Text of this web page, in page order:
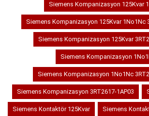
Siemens Kompanizasyon 125Kvar
Siemens Kompanizasyon 125Kvar 1No1Nc
Siemens Kompanizasyon 125Kvar
Siemens Kompanizasyon
Siemens Kompanizasyon 1No1Nc
Siemens Kompanizasyon 3RT2617-1AP03
Siemens Kontaktör 125Kvar Siemens